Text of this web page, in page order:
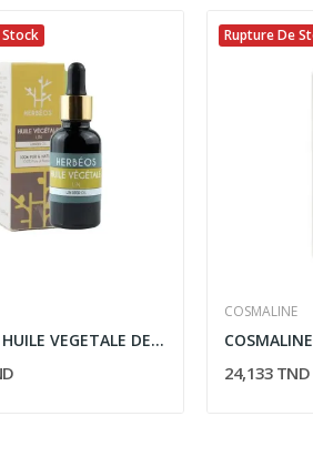
Stock
HERBEOS HUILE VEGETALE DE LIN 30ML
Rupture De
COSMALINE
24,133 TND